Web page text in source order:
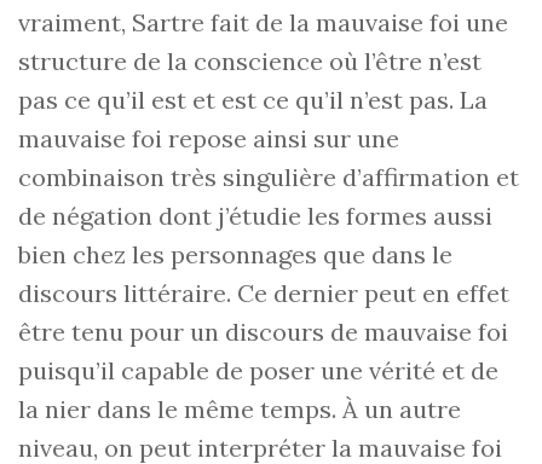
vraiment, Sartre fait de la mauvaise foi une
structure de la conscience où l’être n’est
pas ce qu’il est et est ce qu’il n’est pas. La
mauvaise foi repose ainsi sur une
combinaison très singulière d’affirmation et
de négation dont j’étudie les formes aussi
bien chez les personnages que dans le
discours littéraire. Ce dernier peut en effet
être tenu pour un discours de mauvaise foi
puisqu’il capable de poser une vérité et de
la nier dans le même temps. À un autre
niveau, on peut interpréter la mauvaise foi